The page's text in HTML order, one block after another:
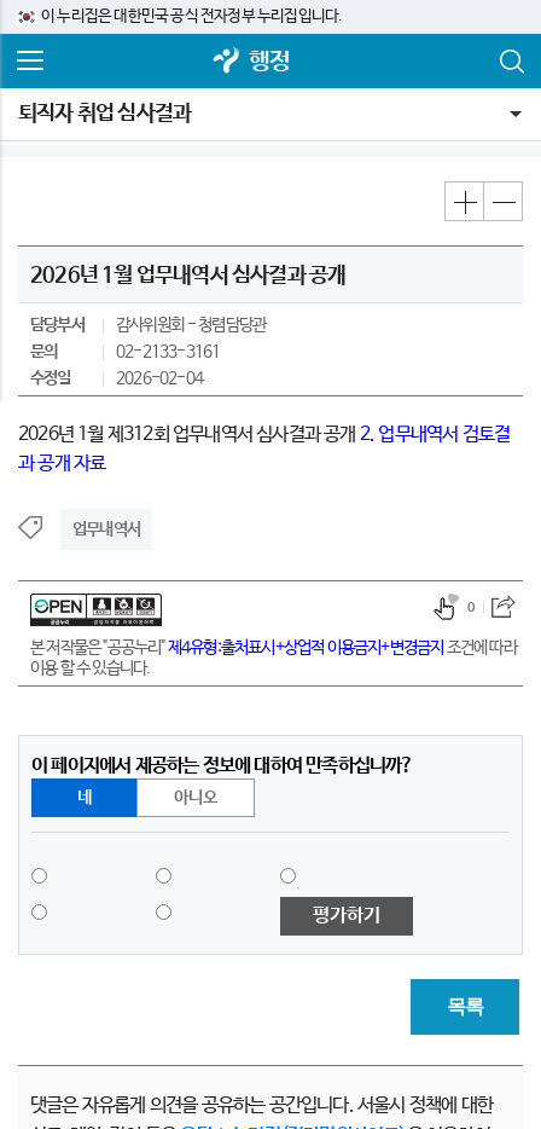
이 누리집은 대한민국 공식 전자정부 누리집입니다.
행정
퇴직자 취업 심사결과
2026년 1월 업무내역서 심사결과 공개
담당부서 감사위원회
청렴담당관
문의
02-2133-3161
수정일
2026-02-04
2026년 1월 제312회 업무내역서 심사결과 공개 2. 업무내역서 검토결
과 공개 자료
업무내역서
본 저작물은 "공공누리"제4유형:출처표시+상업적 이용금지+변경금지 조건에 따라
이용 할 수 있습니다.
0
이 페이지에서 제공하는 정보에 대하여 만족하십니까?
네 아니오
평가하기
목록
댓글은 자유롭게 의견을 공유하는 공간입니다. 서울시 정책에 대한